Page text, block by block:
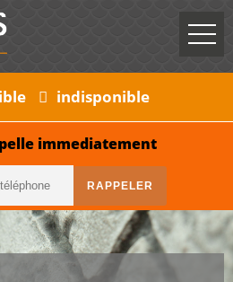
indisponible
immediatement